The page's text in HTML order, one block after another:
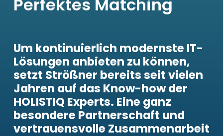
Perfektes Matching
Um kontinuierlich modernste IT-
Lösungen anbieten zu können,
setzt Strößner bereits seit vielen
Jahren auf das Know-how der
HOLISTIQ Experts. Eine ganz
besondere Partnerschaft und
vertrauensvolle Zusammenarbeit